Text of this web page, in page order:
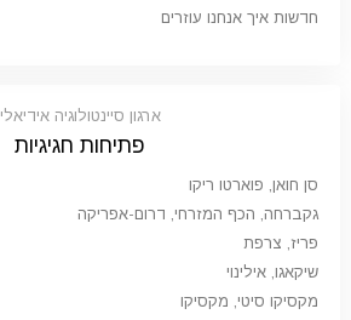
חדשות איך אנחנו עוזרים
ארגון סיינטולוגיה אידיאלי
פתיחות חגיגיות
סן חואן, פוארטו ריקו
גקברחה, הכף המזרחי, דרום-אפריקה
פריז, צרפת
שיקאגו, אילינוי
מקסיקו סיטי, מקסיקו